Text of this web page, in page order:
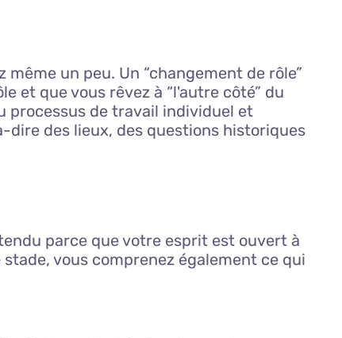
un peu. Un “changement de rôle”
et que vous rêvez à “l'autre côté” du
processus de travail individuel et
dire des lieux, des questions historiques
parce que votre esprit est ouvert à
vous comprenez également ce qui